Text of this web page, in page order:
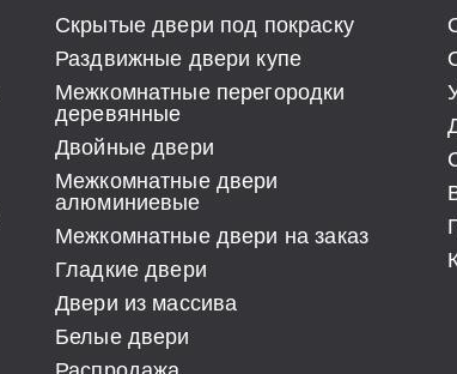
Скрытые двери под покраску
Раздвижные двери купе
Межкомнатные перегородки
деревянные
Двойные двери
Межкомнатные двери
алюминиевые
Межкомнатные двери на заказ
Гладкие двери
Двери из массива
Белые двери